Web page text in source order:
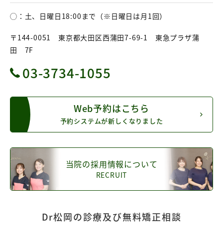
◯：土、日曜日18:00まで（※日曜日は月1回）
〒144-0051 東京都大田区西蒲田7-69-1 東急プラザ蒲
田 7F
03-3734-1055
Web予約はこちら
予約システムが新しくなりました
当院の採用情報について
RECRUIT
Dr松岡の診療及び無料矯正相談